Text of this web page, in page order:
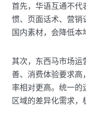
首先，华语互通不代
惯、页面话术、营销
国内素材，会降低本
其次，东西马市场运
善、消费体验要求高
率相对更高。统一的
区域的差异化需求，